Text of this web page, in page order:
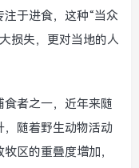
于进食，这种“当众
损失，更对当地的人
者之一，近年来随
随着野生动物活动
区的重叠度增加，